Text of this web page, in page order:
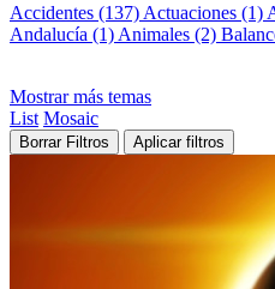
Accidentes (137) Actuaciones (1)
Andalucía (1) Animales (2)
Mostrar más temas
List Mosaic
Borrar Filtros Aplicar filtros